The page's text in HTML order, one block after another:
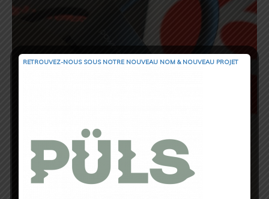
RETROUVEZ-NOUS SOUS NOTRE NOUVEAU NOM & NOUVEAU PROJET